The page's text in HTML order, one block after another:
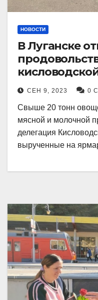
НОВОСТИ
В Луганске
СЕН 9, 2023 0
Свыше 20 тонн
мясной и молочной
делегация
вырученные на